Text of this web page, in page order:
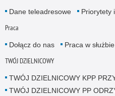
Dane teleadresowe Priorytety
Praca
Dołącz do nas Praca w
TWÓJ DZIELNICOWY
TWÓJ DZIELNICOWY KPP
TWÓJ DZIELNICOWY PP